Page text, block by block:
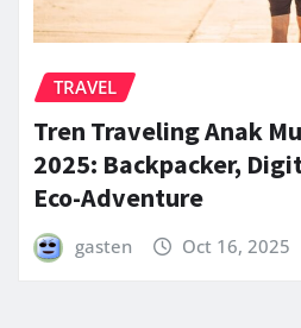
TRAVEL
Tren Traveling Anak
2025: Backpacker,
Eco-Adventure
gasten Oct 16, 2025